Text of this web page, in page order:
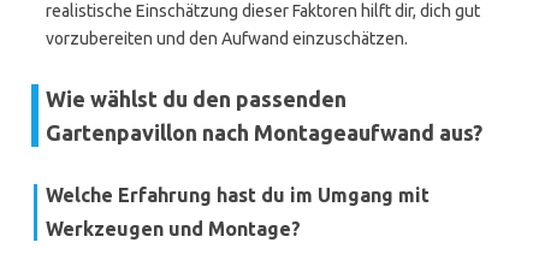
realistische Einschätzung dieser Faktoren hilft dir, dich gut
vorzubereiten und den Aufwand einzuschätzen.
Wie wählst du den passenden
Gartenpavillon nach Montageaufwand aus?
Welche Erfahrung hast du im Umgang mit
Werkzeugen und Montage?